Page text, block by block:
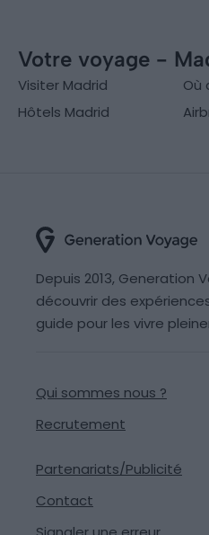
Votre voyage -
Visiter Madrid
Où
Hôtels Madrid
Depuis 2013, Generation
découvrir des
guide pour les vivre
Qui sommes nous ?
Recrutement
Partenariats/Publicité
Contact